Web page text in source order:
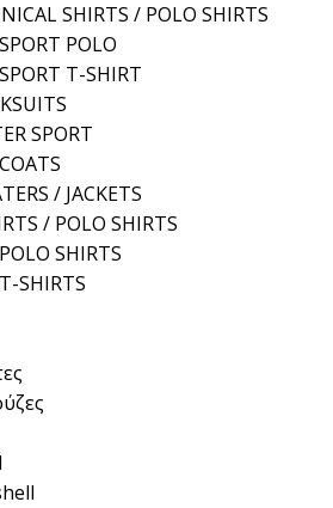
SHIRTS / POLO SHIRTS
SPORT POLO
SPORT T-SHIRT
SPORT
COATS
/ JACKETS
/ POLO SHIRTS
POLO SHIRTS
T-SHIRTS